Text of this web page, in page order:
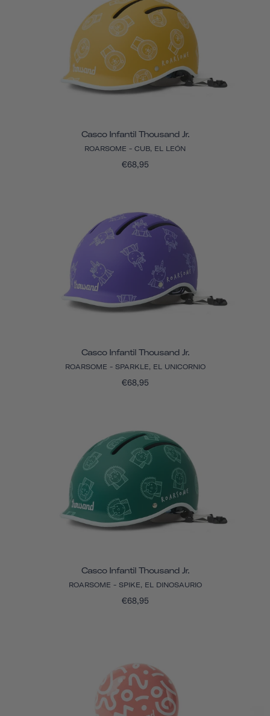
Casco Infantil Thousand Jr.
ROARSOME - CUB, EL LEÓN
€68,95
Casco Infantil Thousand Jr.
ROARSOME - SPARKLE, EL UNICORNIO
€68,95
Casco Infantil Thousand Jr.
ROARSOME - SPIKE, EL DINOSAURIO
€68,95